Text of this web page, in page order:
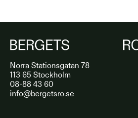
Norra Stationsgatan 78
113 65 Stockholm
08-88 43 60
info@bergetsro.se